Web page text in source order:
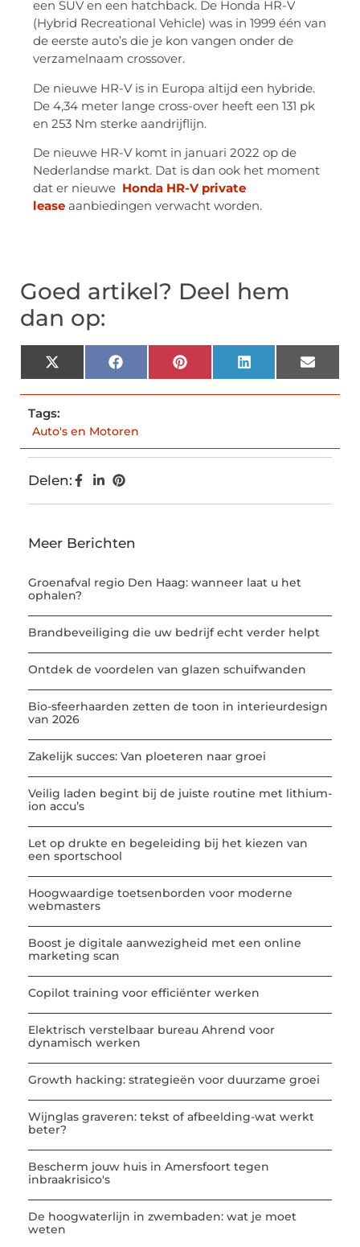
een SUV en een hatchback. De Honda HR-V
(Hybrid Recreational Vehicle) was in 1999 één van
de eerste auto’s die je kon vangen onder de
verzamelnaam crossover.
De nieuwe HR-V is in Europa altijd een hybride.
De 4,34 meter lange cross-over heeft een 131 pk
en 253 Nm sterke aandrijflijn.
De nieuwe HR-V komt in januari 2022 op de
Nederlandse markt. Dat is dan ook het moment
dat er nieuwe Honda HR-V private
lease aanbiedingen verwacht worden.
Goed artikel? Deel hem
dan op:
X
(Twitter)
FacebookPinterestLinkedInEmail
Tags:
Auto's en Motoren
Delen:
Meer Berichten
Groenafval regio Den Haag: wanneer laat u het
ophalen?
Brandbeveiliging die uw bedrijf echt verder helpt
Ontdek de voordelen van glazen schuifwanden
Bio-sfeerhaarden zetten de toon in interieurdesign
van 2026
Zakelijk succes: Van ploeteren naar groei
Veilig laden begint bij de juiste routine met lithium-
ion accu’s
Let op drukte en begeleiding bij het kiezen van
een sportschool
Hoogwaardige toetsenborden voor moderne
webmasters
Boost je digitale aanwezigheid met een online
marketing scan
Copilot training voor efficiënter werken
Elektrisch verstelbaar bureau Ahrend voor
dynamisch werken
Growth hacking: strategieën voor duurzame groei
Wijnglas graveren: tekst of afbeelding-wat werkt
beter?
Bescherm jouw huis in Amersfoort tegen
inbraakrisico's
De hoogwaterlijn in zwembaden: wat je moet
weten